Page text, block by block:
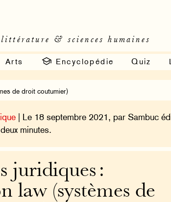
littérature & sciences humaines
Arts Encyclopédie Quiz
de droit coutumier)
| Le 18 septembre 2021, par Sambuc
minutes.
juridiques :
law (systèmes de